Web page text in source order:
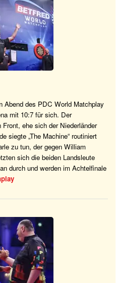
Abend des PDC World Matchplay
mit 10:7 für sich. Der
ehe sich der Niederländer
siegte „The Machine“ routiniert
zu tun, der gegen William
sich die beiden Landsleute
durch und werden im Achtelfinale